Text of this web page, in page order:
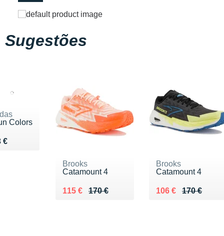
Sugestões
Colors
€ 23 €
Brooks
Catamount 4
170 €
Au lieu de 170 €
115 €
Vendu 115 €
Brooks
Catamount 4
170 €
Au lieu de 170 €
106 €
Vendu 106 €